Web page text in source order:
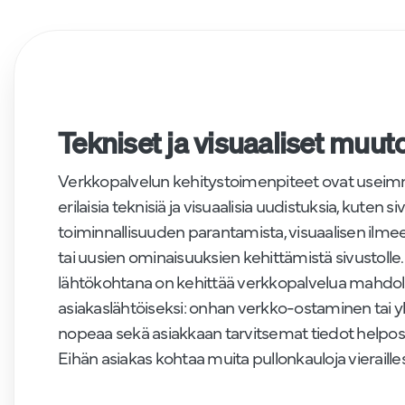
Tekniset ja visuaaliset
Verkkopalvelun kehitystoimenpiteet ovat
erilaisia teknisiä ja visuaalisia uudistuksia, kuten
toiminnallisuuden parantamista, visuaalisen
tai uusien ominaisuuksien kehittämistä
lähtökohtana on kehittää verkkopalvelua
asiakaslähtöiseksi: onhan verkko-ostaminen tai
nopeaa sekä asiakkaan tarvitsemat tiedot
Eihän asiakas kohtaa muita pullonkauloja